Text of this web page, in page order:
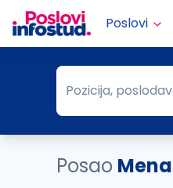
Poslovi
Pozicija,
Pozicija,
Posao